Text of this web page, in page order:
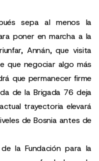
sepa al menos la
poner en marcha a la
Annán, que visita
que negociar algo más
que permanecer firme
de la Brigada 76 deja
trayectoria elevará
de Bosnia antes de
la Fundación para la